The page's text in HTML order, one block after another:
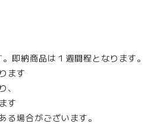
即納商品は１週間程となります。
ます
、
す
る場合がございます。